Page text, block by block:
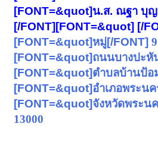
[FONT=&quot]น.ส. ณฐา บุ
[/FONT] [FONT=&quot] [/
[FONT=&quot]หมู่[/FONT] 9
[FONT=&quot]ถนนบางปะหั
[FONT=&quot]ตำบลบ้านป้อ
[FONT=&quot]อำเภอพระน
[FONT=&quot]จังหวัดพระน
13000